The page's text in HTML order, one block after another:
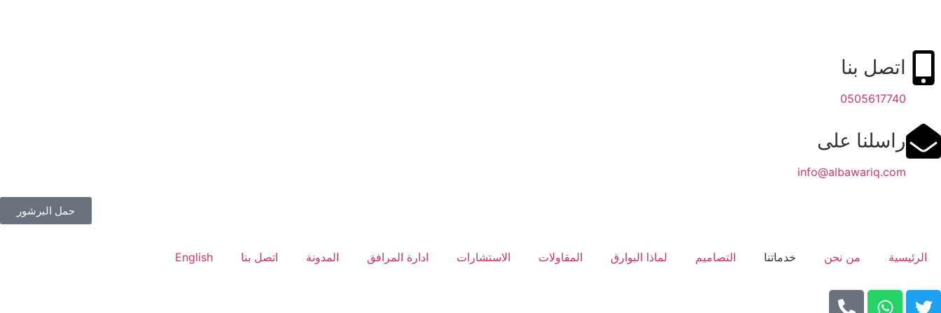
اتصل بنا
0505617740
راسلنا على
info@albawariq.com
حمل البرشور
الرئيسية من نحن خدماتنا التصاميم لماذا البوارق المقاولات الاستشارات ادارة المرافق المدونة اتصل بنا English